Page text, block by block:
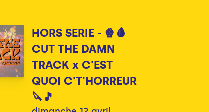
HORS SERIE - 🍿🩸
CUT THE DAMN
TRACK x C'EST
QUOI C'T'HORREUR
🔪🎵